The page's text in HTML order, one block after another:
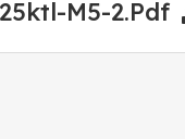
M5-2.pdf